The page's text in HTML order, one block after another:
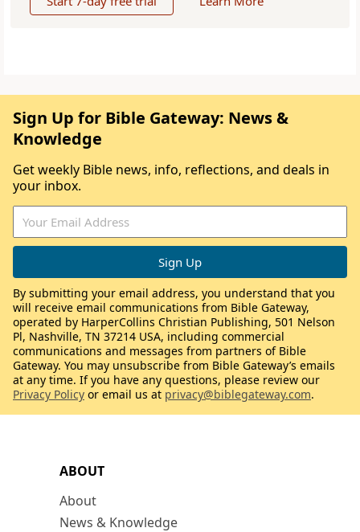
ABOUT
About
News & Knowledge
Sign Up for Bible Gateway: News &
Knowledge
Get weekly Bible news, info, reflections, and deals in
your inbox.
By submitting your email address, you understand that you
will receive email communications from Bible Gateway,
operated by HarperCollins Christian Publishing, 501 Nelson
Pl, Nashville, TN 37214 USA, including commercial
communications and messages from partners of Bible
Gateway. You may unsubscribe from Bible Gateway’s emails
at any time. If you have any questions, please review our
Privacy Policy or email us at privacy@biblegateway.com.